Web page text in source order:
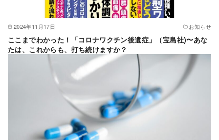
2024年11月17日 お知らせ
ここまでわかった！「コロナワクチン後遺症」（宝島社)〜あな
たは、これからも、打ち続けますか？